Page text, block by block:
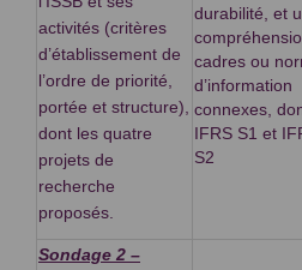
activités (critères
d’établissement de
l’ordre de priorité,
portée et structure),
dont les quatre
projets de
recherche
proposés.
durabilité, et
cadres ou
d’information
connexes,
IFRS S1 et
S2
Sondage 2 –